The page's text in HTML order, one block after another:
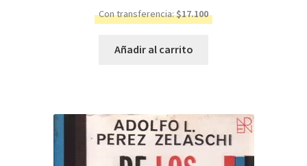
Con transferencia:$17.100
Añadir al carrito